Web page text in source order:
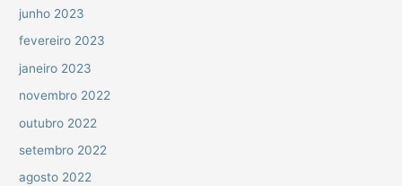
junho 2023
fevereiro 2023
janeiro 2023
novembro 2022
outubro 2022
setembro 2022
agosto 2022